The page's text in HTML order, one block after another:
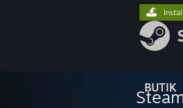
BUTIK